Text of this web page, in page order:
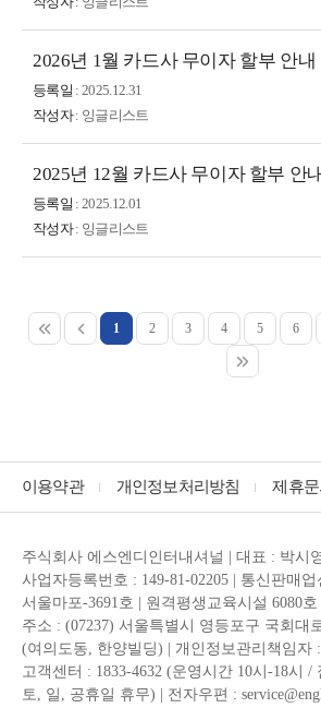
2026년 1월 카드사 무이자 할부 안내
등록일 : 2025.12.31
작성자: 잉글리스트
2025년 12월 카드사 무이자 할부 안내
등록일 : 2025.12.01
작성자: 잉글리스트
1 2 3 4 5 6
이용약관 개인정보처리방침 제휴문
주식회사 에스엔디인터내셔널 | 대표 : 박시
사업자등록번호 : 149-81-02205 | 통신판매
서울마포-3691호 | 원격평생교육시설 6080호
주소 : (07237) 서울특별시 영등포구 국회대
(여의도동, 한양빌딩) | 개인정보관리책임자
고객센터 : 1833-4632 (운영시간 10시-18시 /
토, 일, 공휴일 휴무) | 전자우편 :